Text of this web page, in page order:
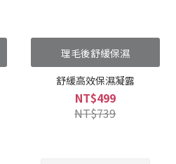
理毛後舒緩保濕
舒緩高效保濕凝露
NT$499
NT$739